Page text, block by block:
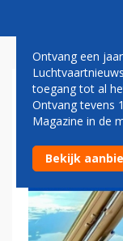
Ontvang een
toegang tot al
Ontvang tevens
Magazine in de
Bekijk